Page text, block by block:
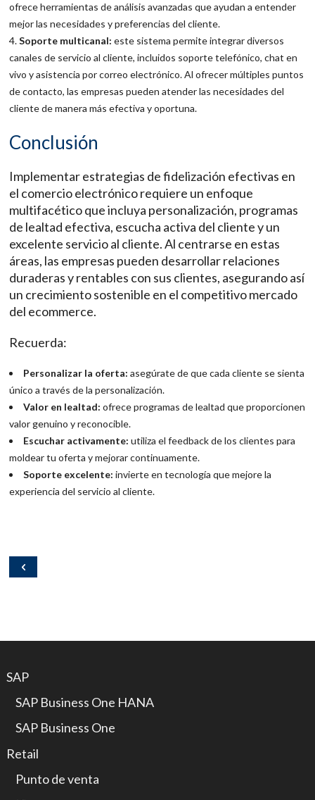
ofrece herramientas de análisis avanzadas que ayudan a entender
mejor las necesidades y preferencias del cliente.
Soporte multicanal: este sistema permite integrar diversos
canales de servicio al cliente, incluidos soporte telefónico, chat en
vivo y asistencia por correo electrónico. Al ofrecer múltiples puntos
de contacto, las empresas pueden atender las necesidades del
cliente de manera más efectiva y oportuna.
Conclusión
Implementar estrategias de fidelización efectivas en
el comercio electrónico requiere un enfoque
multifacético que incluya personalización, programas
de lealtad efectiva, escucha activa del cliente y un
excelente servicio al cliente. Al centrarse en estas
áreas, las empresas pueden desarrollar relaciones
duraderas y rentables con sus clientes, asegurando así
un crecimiento sostenible en el competitivo mercado
del ecommerce.
Recuerda:
Personalizar la oferta: asegúrate de que cada cliente se sienta
único a través de la personalización.
Valor en lealtad: ofrece programas de lealtad que proporcionen
valor genuino y reconocible.
Escuchar activamente: utiliza el feedback de los clientes para
moldear tu oferta y mejorar continuamente.
Soporte excelente: invierte en tecnología que mejore la
experiencia del servicio al cliente.
SAP
SAP Business One HANA
SAP Business One
Retail
Punto de venta